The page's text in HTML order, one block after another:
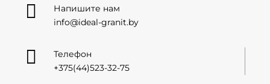

Напишите нам
info@ideal-granit.by

Телефон
+375(44)523-32-75